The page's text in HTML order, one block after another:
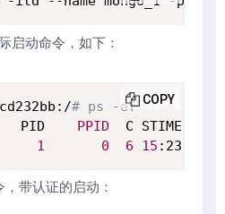
启动命令，如下：
# ps -ef
PID
PPID
C STIME TTY
1 0 6 15 :23 pts/
COPY
带认证的启动：